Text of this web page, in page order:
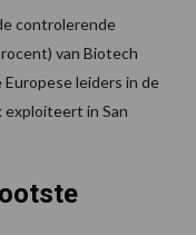
controlerende
van Biotech
Europese leiders in de
in San